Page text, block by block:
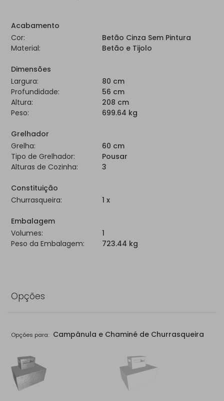
Acabamento
Cor:
Betão Cinza Sem Pintura
Material:
Betão e Tijolo
Dimensões
Largura:
80 cm
Profundidade:
56 cm
Altura:
208 cm
Peso:
699.64 kg
Grelhador
Grelha:
60 cm
Tipo de Grelhador:
Pousar
Alturas de Cozinha:
3
Constituição
Churrasqueira:
1 x
Embalagem
Volumes:
1
Peso da Embalagem:
723.44 kg
Opções
Opções para: Campânula e Chaminé de Churrasqueira